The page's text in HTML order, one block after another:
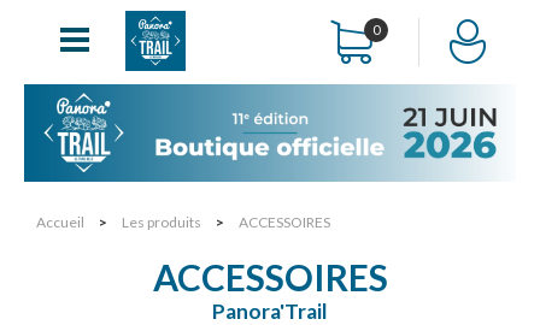
0
Accueil > Les produits > ACCESSOIRES
ACCESSOIRES
Panora'Trail